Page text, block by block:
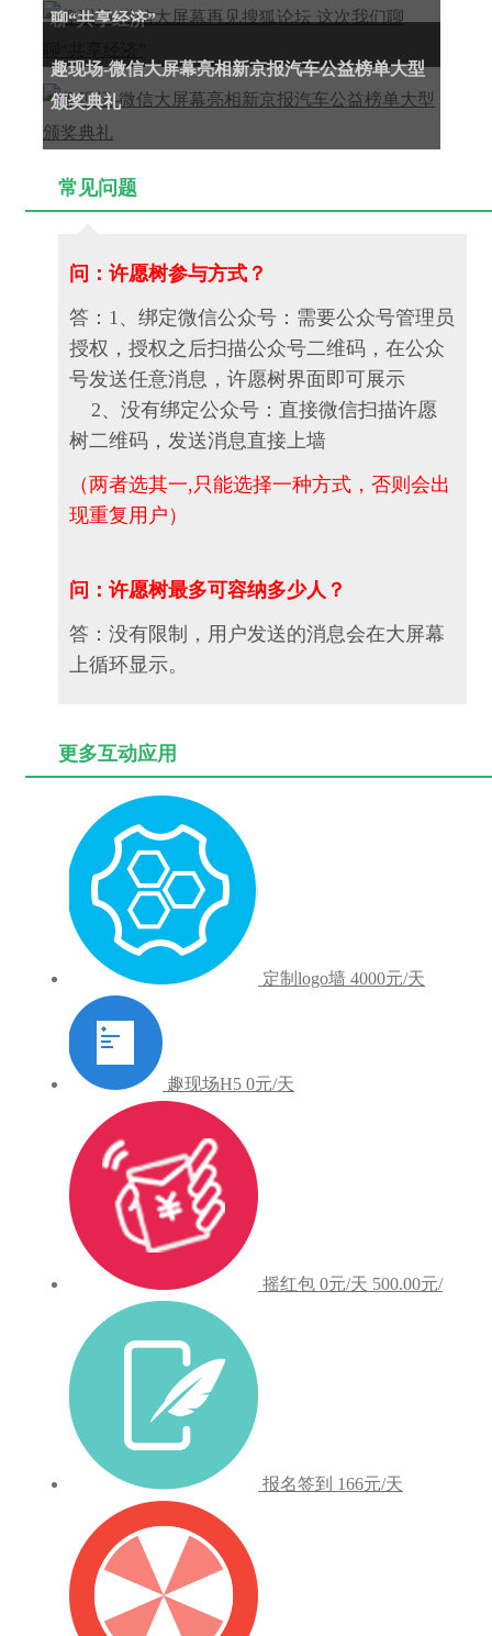
聊“共享经济”
趣现场-微信大屏幕亮相新京报汽车公益榜单大型
颁奖典礼
常见问题
问：许愿树参与方式？
答：1、绑定微信公众号：需要公众号管理员
授权，授权之后扫描公众号二维码，在公众
号发送任意消息，许愿树界面即可展示
2、没有绑定公众号：直接微信扫描许愿
树二维码，发送消息直接上墙
（两者选其一,只能选择一种方式，否则会出
现重复用户）
问：许愿树最多可容纳多少人？
答：没有限制，用户发送的消息会在大屏幕
上循环显示。
更多互动应用
定制logo墙 4000元/天
趣现场H5 0元/天
摇红包 0元/天 500.00元/
报名签到 166元/天